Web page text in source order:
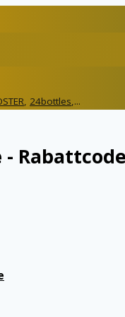
, 24bottles,...